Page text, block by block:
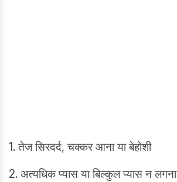
1. तेज सिरदर्द, चक्कर आना या बेहोशी
2. अत्यधिक प्यास या बिल्कुल प्यास न लगना